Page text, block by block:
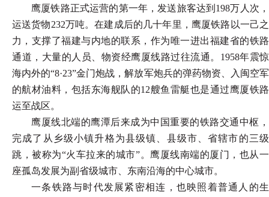
鹰厦铁路正式运营的第一年，发送旅客达到 198万人次，
运送货物232万吨。在建成后的几十年里，鹰厦铁路以一己之
力，支撑了福建与内地的联系，作为唯一进出福建省的铁路
通道，大量的人员、物资经鹰厦线路过往流通。1958年震惊
海内外的“8·23”金门炮战，解放军炮兵的弹药物资、入闽空军
的航材油料，包括东海舰队的12艘鱼雷艇也是通过鹰厦铁路
运至战区。
鹰厦线北端的鹰潭后来成为中国重要的铁路交通中枢，
完成了从乡级小镇升格为县级镇、县级市、省辖市的三级
跳，被称为“火车拉来的城市”。鹰厦线南端的厦门，也从一
座孤岛发展为副省级城市、东南沿海的中心城市。
一条铁路与时代发展紧密相连，也映照着普通人的生